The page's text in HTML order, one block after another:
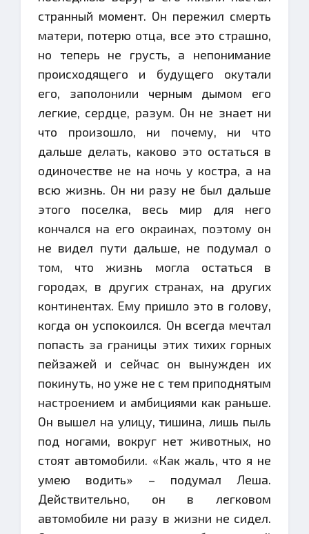
странный момент. Он пережил смерть
матери, потерю отца, все это страшно,
но теперь не грусть, а непонимание
происходящего и будущего окутали
его, заполонили черным дымом его
легкие, сердце, разум. Он не знает ни
что произошло, ни почему, ни что
дальше делать, каково это остаться в
одиночестве не на ночь у костра, а на
всю жизнь. Он ни разу не был дальше
этого поселка, весь мир для него
кончался на его окраинах, поэтому он
не видел пути дальше, не подумал о
том, что жизнь могла остаться в
городах, в других странах, на других
континентах. Ему пришло это в голову,
когда он успокоился. Он всегда мечтал
попасть за границы этих тихих горных
пейзажей и сейчас он вынужден их
покинуть, но уже не с тем приподнятым
настроением и амбициями как раньше.
Он вышел на улицу, тишина, лишь пыль
под ногами, вокруг нет животных, но
стоят автомобили. «Как жаль, что я не
умею водить» – подумал Леша.
Действительно, он в легковом
автомобиле ни разу в жизни не сидел.